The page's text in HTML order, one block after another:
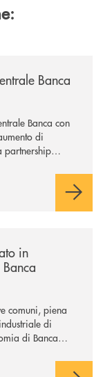
Banca
Banca con
di
partnership
l’offerta e
in
comuni, piena
di
di Banca
dell’operazione.